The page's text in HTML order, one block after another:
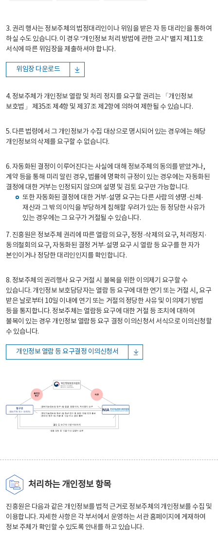
3. 권리 행사는 정보주체의 법정대리인이나 위임을 받은 자 등 대리인을 통하여
하실 수도 있습니다. 이 경우 “개인정보 처리 방법에 관한 고시” 별지 제11호
서식에 따른 위임장을 제출하셔야 합니다.
위임장 다운로드
4. 정보주체가 개인정보 열람 및 처리 정지를 요구할 권리는 「개인정보
보호법」 제35조 제4항 및 제37조 제2항에 의하여 제한될 수 있습니다.
5. 다른 법령에서 그 개인정보가 수집 대상으로 명시되어 있는 경우에는 해당
개인정보의 삭제를 요구할 수 없습니다.
6. 자동화된 결정이 이루어진다는 사실에 대해 정보주체의 동의를 받았거나,
계약 등을 통해 미리 알린 경우, 법률에 명확히 규정이 있는 경우에는 자동화된
결정에 대한 거부는 인정되지 않으며 설명 및 검토 요구만 가능합니다.
또한 자동화된 결정에 대한 거부·설명 요구는 다른 사람의 생명·신체·
재산과 그 밖의 이익을 부당하게 침해할 우려가 있는 등 정당한 사유가
있는 경우에는 그 요구가 거절될 수 있습니다.
7. 진흥원은 정보주체 권리에 따른 열람의 요구, 정정·삭제의 요구, 처리정지·
동의철회의 요구, 자동화된 결정 거부·설명 요구 시 열람 등 요구를 한 자가
본인이거나 정당한 대리인인지를 확인합니다.
8. 정보주체의 권리행사 요구 거절 시 불복을 위한 이의제기 요구할 수
있습니다. 개인정보 보호담당자는 열람 등 요구에 대한 연기 또는 거절 시, 요구
받은 날로부터 10일 이내에 연기 또는 거절의 정당한 사유 및 이의제기 방법
등을 통지합니다. 정보주체는 열람등 요구에 대한 거절 등 조치에 대하여
불복이 있는 경우 개인정보 열람등 요구 결정 이의신청서 서식으로 이의신청할
수 있습니다.
개인정보 열람 등 요구결정 이의신청서
처리하는 개인정보 항목
진흥원은 다음과 같은 개인정보를 법적 근거로 정보주체의 개인정보를 수집 및
이용합니다. 자세한 사항은 각 부서에서 운영하는 서관 홈페이지에 게재하여
정보 주체가 확인할 수 있도록 안내를 하고 있습니다.